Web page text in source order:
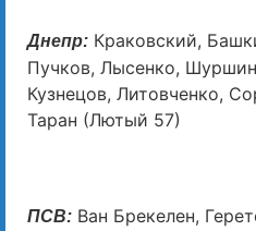
Днепр: Краковский,
Пучков, Лысенко,
Кузнецов, Литовченко,
Таран (Лютый 57)
ПСВ: Ван Брекелен,